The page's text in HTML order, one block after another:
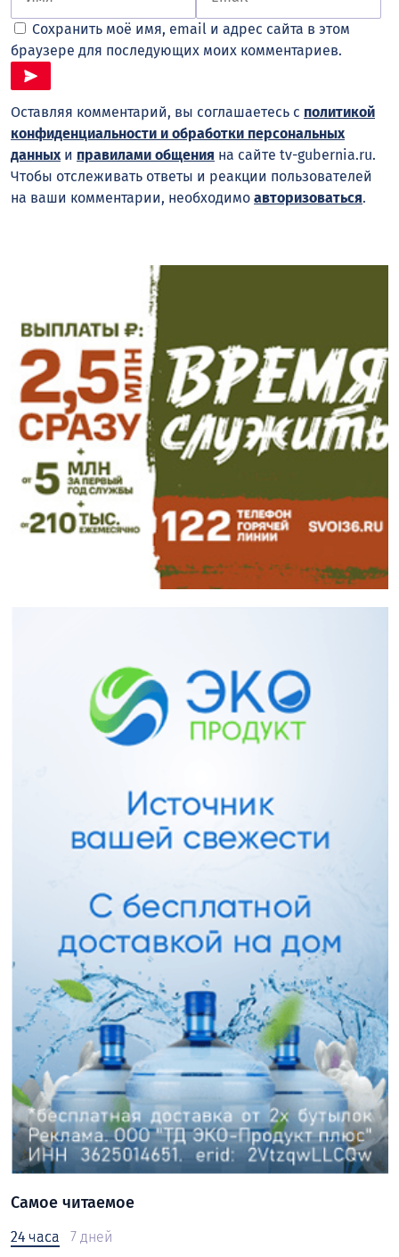
Сохранить моё имя, email и адрес сайта в этом
браузере для последующих моих комментариев.
Оставляя комментарий, вы соглашаетесь с политикой
конфиденциальности и обработки персональных
данныхи правилами общения на сайте tv-gubernia.ru.
Чтобы отслеживать ответы и реакции пользователей
на ваши комментарии, необходимо авторизоваться.
Самое читаемое
24 часа 7 дней